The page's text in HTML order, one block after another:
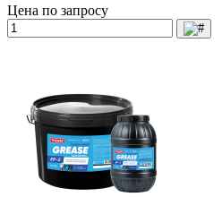
Цена по запросу